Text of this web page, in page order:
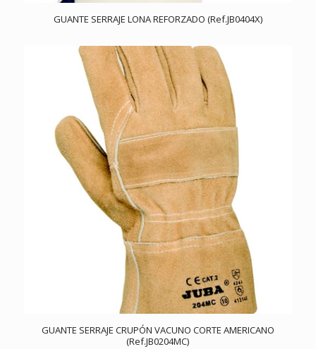
GUANTE SERRAJE LONA REFORZADO (Ref.JB0404X)
GUANTE SERRAJE CRUPÓN VACUNO CORTE AMERICANO
(Ref.JB0204MC)